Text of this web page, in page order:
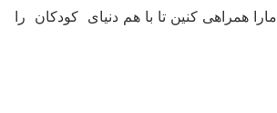
مارا همراهی کنین تا با هم دنیای کودکان را